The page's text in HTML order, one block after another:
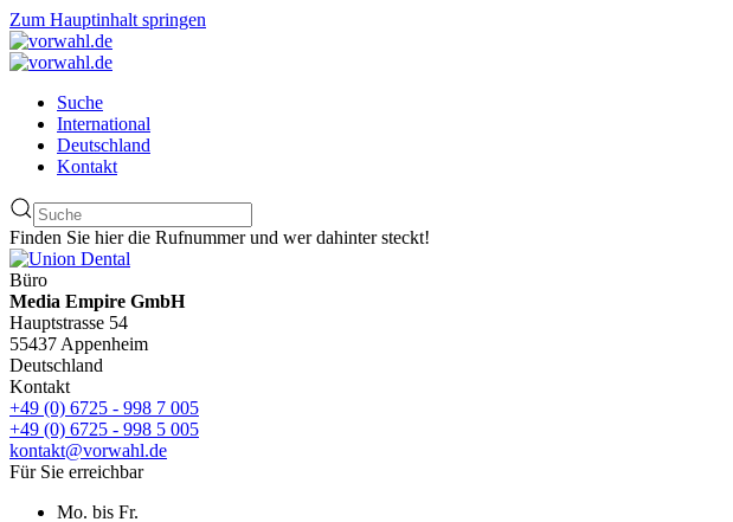
Zum Hauptinhalt springen
Suche
International
Deutschland
Kontakt
Finden Sie hier die Rufnummer und wer dahinter steckt!
Büro
Media Empire GmbH
Hauptstrasse 54
55437 Appenheim
Deutschland
Kontakt
+49 (0) 6725 - 998 7 005
+49 (0) 6725 - 998 5 005
kontakt@vorwahl.de
Für Sie erreichbar
Mo. bis Fr.